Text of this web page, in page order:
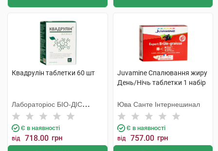
Квадрулін таблетки 60 шт
Лабораторiос БIО-ДIС
Еспанія
Є в наявності
від 718.00 грн
Juvamine Спалювання жиру
День/Нічь таблетки 1 набір
Юва Санте Інтернешинал
Є в наявності
від 757.00 грн